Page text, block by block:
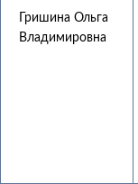
Гришина Ольга
Владимировна